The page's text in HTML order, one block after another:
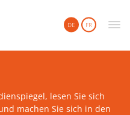
DE FR
lesen Sie sich
machen Sie sich in den